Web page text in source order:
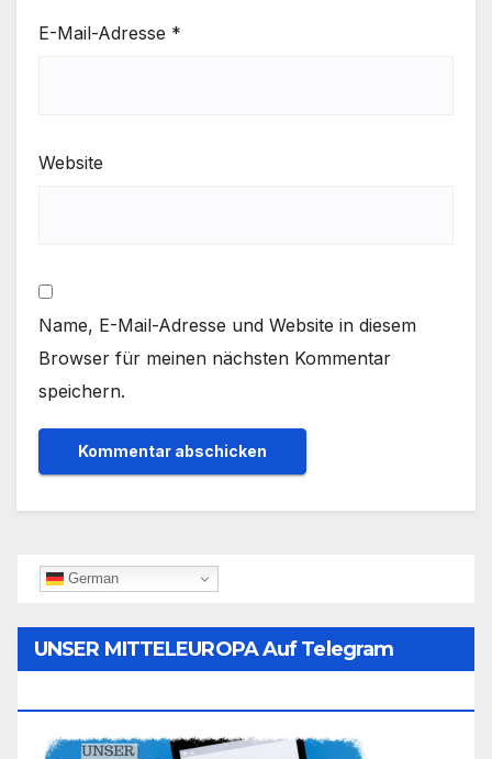
E-Mail-Adresse *
Website
Name, E-Mail-Adresse und Website in diesem
Browser für meinen nächsten Kommentar
speichern.
German
UNSER MITTELEUROPA Auf Telegram